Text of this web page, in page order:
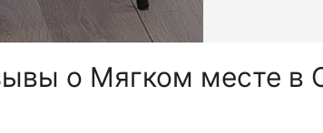
о Мягком месте в